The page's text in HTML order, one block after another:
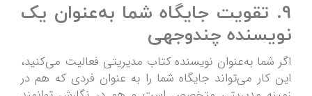
9. تقویت جایگاه شما به‌عنوان یک
نویسنده چندوجهی
اگر شما به‌عنوان نویسنده کتاب مدیریتی فعالیت می‌کنید،
این کار می‌تواند جایگاه شما را به عنوان فردی که هم در